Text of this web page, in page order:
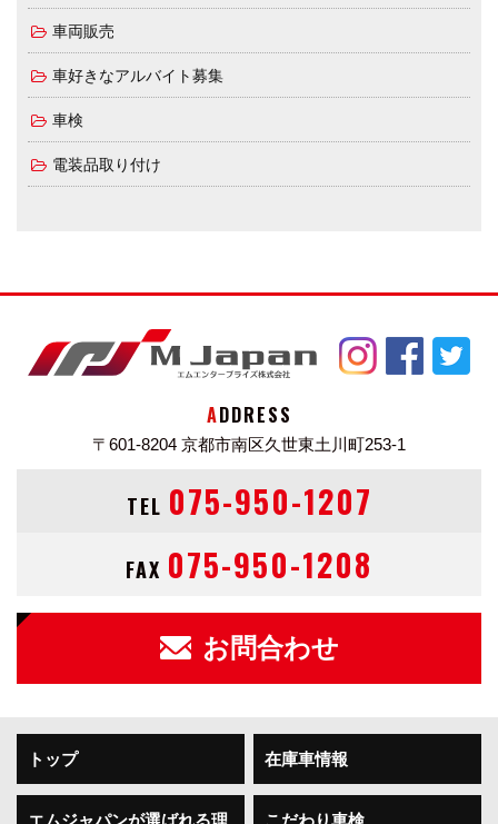
車両販売
車好きなアルバイト募集
車検
電装品取り付け
ADDRESS
〒601-8204 京都市南区久世東土川町253-1
TEL 075-950-1207
FAX 075-950-1208
お問合わせ
トップ 在庫車情報
エムジャパンが選ばれる理 こだわり車検